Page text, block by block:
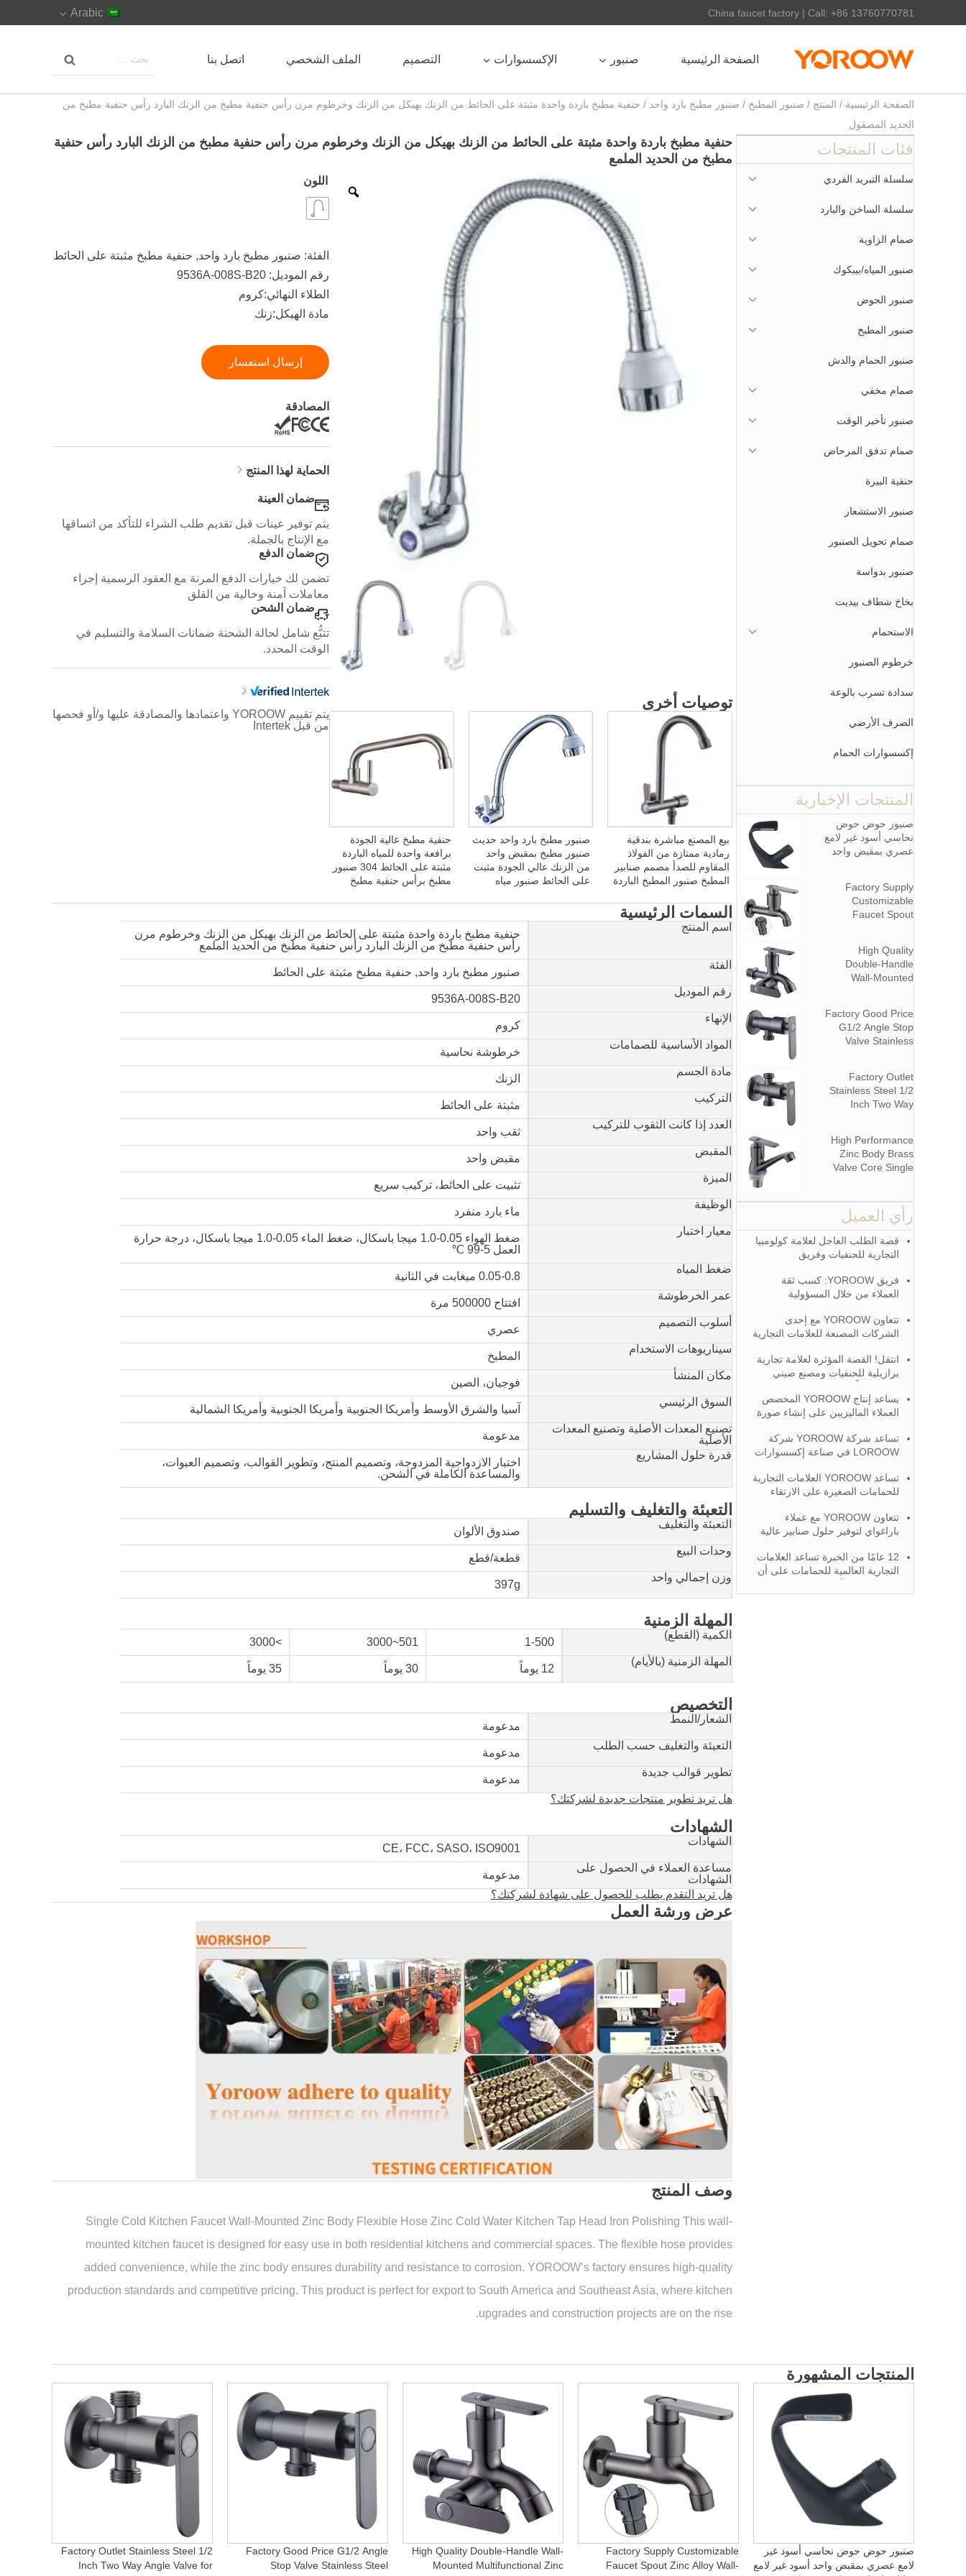
China faucet factory | Call: +86 13760770781
Arabic
الصفحة الرئيسية صنبور الإكسسوارات التصميم الملف الشخصي اتصل بنا
الصفحة الرئيسية / المنتج / صنبور المطبخ / صنبور مطبخ بارد واحد / حنفية مطبخ باردة واحدة مثبتة على الحائط من الزنك بهيكل من الزنك وخرطوم مرن رأس حنفية مطبخ من الزنك البارد رأس حنفية مطبخ من
الحديد المصقول
فئات المنتجات
سلسلة التبريد الفردي
سلسلة الساخن والبارد
صمام الزاوية
صنبور المياه/بيبكوك
صنبور الحوض
صنبور المطبخ
صنبور الحمام والدش
صمام مخفي
صنبور تأخير الوقت
صمام تدفق المرحاض
حنفية البيرة
صنبور الاستشعار
صمام تحويل الصنبور
صنبور بدواسة
بخاخ شطاف بيديت
الاستحمام
خرطوم الصنبور
سدادة تسرب بالوعة
الصرف الأرضي
إكسسوارات الحمام
المنتجات الإخبارية
صنبور حوض حوض
نحاسي أسود غير لامع
عصري بمقبض واحد
خاصية الدوران
للفنادق والشقق
Factory Supply
Customizable
Faucet Spout
Water Tap for
Bathroom Washing
Machine
High Quality
Double-Handle
Wall-Mounted
Basin Washing
Machine for
Graden & Homes
Factory Good Price
G1/2 Angle Stop
Valve Stainless
Bathroom Faucet
Accessory for
Apartments &
Factory Outlet
Stainless Steel 1/2
Inch Two Way
Apartments &
Hotels with Easy
Installation
High Performance
Zinc Body Brass
Valve Core Single
Water Polished
Surface Modern
Design Bathroom
Basin Faucet
رأي العميل
قصة الطلب العاجل لعلامة كولومبيا
التجارية للحنفيات وفريق
فريق YOROOW: كسب ثقة
العملاء من خلال المسؤولية
تتعاون YOROOW مع إحدى
الشركات المصنعة للعلامات التجارية
ثناءً كبيرًا.
انتقل! القصة المؤثرة لعلامة تجارية
برازيلية للحنفيات ومصنع صيني
يساعد إنتاج YOROOW المخصص
العملاء الماليزيين على إنشاء صورة
تساعد شركة YOROOW شركة
LOROOW في صناعة إكسسوارات
الحمامات الراقية، وتحظى بشهادة
الجودة بسمعة طيبة في السوق
تساعد YOROOW العلامات التجارية
للحمامات الصغيرة على الارتقاء
الأصلية دعمًا كاملاً تتعاون YOROOW مع عملاء
باراغواي لتوفير حلول صنابير عالية
12 عامًا من الخبرة تساعد العلامات
التجارية العالمية للحمامات على أن
المعدات الأصلية
حنفية مطبخ باردة واحدة مثبتة على الحائط من الزنك بهيكل من الزنك وخرطوم مرن رأس حنفية مطبخ من الزنك البارد رأس حنفية
مطبخ من الحديد الملمع
توصيات أخرى
بيع المصنع مباشرة بندقية
رمادية ممتازة من الفولاذ
المقاوم للصدأ مصمم صنابير
المطبخ صنبور المطبخ الباردة
مزدوج
صنبور مطبخ بارد واحد حديث
صنبور مطبخ بمقبض واحد
من الزنك عالي الجودة مثبت
على الحائط صنبور مياه
حنفية مطبخ عالية الجودة
برافعة واحدة للمياه الباردة
مثبتة على الحائط 304 صنبور
مطبخ برأس حنفية مطبخ
للصدأ 304
اللون
الفئة: صنبور مطبخ بارد واحد, حنفية مطبخ مثبتة على الحائط
رقم الموديل: 9536A-008S-B20
الطلاء النهائي:كروم
مادة الهيكل:زنك
إرسال استفسار
المصادقة
الحماية لهذا المنتج
ضمان العينة
يتم توفير عينات قبل تقديم طلب الشراء للتأكد من اتساقها
مع الإنتاج بالجملة.
ضمان الدفع
تضمن لك خيارات الدفع المرنة مع العقود الرسمية إجراء
معاملات آمنة وخالية من القلق
ضمان الشحن
تتبُّع شامل لحالة الشحنة ضمانات السلامة والتسليم في
الوقت المحدد.
يتم تقييم YOROOW واعتمادها والمصادقة عليها و/أو فحصها
من قبل Intertek
السمات الرئيسية
اسم المنتج
حنفية مطبخ باردة واحدة مثبتة على الحائط من الزنك بهيكل من الزنك وخرطوم مرن
رأس حنفية مطبخ من الزنك البارد رأس حنفية مطبخ من الحديد الملمع
الفئة
صنبور مطبخ بارد واحد, حنفية مطبخ مثبتة على الحائط
رقم الموديل
9536A-008S-B20
الإنهاء
كروم
المواد الأساسية للصمامات
خرطوشة نحاسية
مادة الجسم
الزنك
التركيب
مثبتة على الحائط
العدد إذا كانت الثقوب للتركيب
ثقب واحد
المقبض
مقبض واحد
الميزة
تثبيت على الحائط، تركيب سريع
الوظيفة
ماء بارد منفرد
معيار اختبار
ضغط الهواء 0.05-1.0 ميجا باسكال، ضغط الماء 0.05-1.0 ميجا باسكال، درجة حرارة
العمل 5-99 ℃
ضغط المياه
0.05-0.8 ميغابت في الثانية
عمر الخرطوشة
افتتاح 500000 مرة
أسلوب التصميم
عصري
سيناريوهات الاستخدام
المطبخ
مكان المنشأ
فوجيان، الصين
السوق الرئيسي
آسيا والشرق الأوسط وأمريكا الجنوبية وأمريكا الجنوبية وأمريكا الشمالية
تصنيع المعدات الأصلية وتصنيع المعدات
الأصلية
مدعومة
قدرة حلول المشاريع
اختبار الازدواجية المزدوجة، وتصميم المنتج، وتطوير القوالب، وتصميم العبوات،
والمساعدة الكاملة في الشحن.
التعبئة والتغليف والتسليم
التعبئة والتغليف
صندوق الألوان
وحدات البيع
قطعة/قطع
وزن إجمالي واحد
397g
المهلة الزمنية
الكمية (القطع)
1-500
501~3000
>3000
المهلة الزمنية (بالأيام)
12 يوماً 30 يوماً 35 يوماً
التخصيص
الشعار/النمط
مدعومة
التعبئة والتغليف حسب الطلب
مدعومة
تطوير قوالب جديدة
مدعومة
هل تريد تطوير منتجات جديدة لشركتك؟
الشهادات
الشهادات
CE، FCC، SASO، ISO9001
مساعدة العملاء في الحصول على
الشهادات
مدعومة
هل تريد التقدم بطلب للحصول على شهادة لشركتك؟
عرض ورشة العمل
وصف المنتج
Single Cold Kitchen Faucet Wall-Mounted Zinc Body Flexible Hose Zinc Cold Water Kitchen Tap Head Iron Polishing This wall-
mounted kitchen faucet is designed for easy use in both residential kitchens and commercial spaces. The flexible hose provides
added convenience, while the zinc body ensures durability and resistance to corrosion. YOROOW’s factory ensures high-quality
production standards and competitive pricing. This product is perfect for export to South America and Southeast Asia, where kitchen
upgrades and construction projects are on the rise.
المنتجات المشهورة
صنبور حوض حوض نحاسي أسود غير
لامع عصري بمقبض واحد أسود غير لامع
Factory Supply Customizable
Faucet Spout Zinc Alloy Wall-
High Quality Double-Handle Wall-
Mounted Multifunctional Zinc
Factory Good Price G1/2 Angle
Stop Valve Stainless Steel
Factory Outlet Stainless Steel 1/2
Inch Two Way Angle Valve for